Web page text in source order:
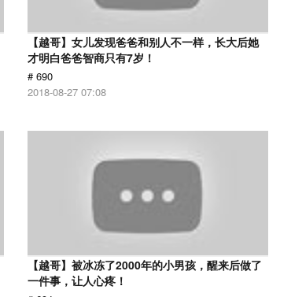
【越哥】女儿发现爸爸和别人不一样，长大后她
才明白爸爸智商只有7岁！
# 690
2018-08-27 07:08
【越哥】被冰冻了2000年的小男孩，醒来后做了
一件事，让人心疼！